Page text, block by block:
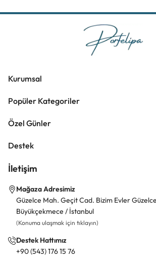
Kurumsal
Popüler Kategoriler
Özel Günler
Destek
İletişim
Mağaza Adresimiz
Güzelce Mah. Geçit Cad. Bizim Evler
Büyükçekmece / İstanbul
(Konuma ulaşmak için tıklayın)
Destek Hattımız
+90 (543) 176 15 76